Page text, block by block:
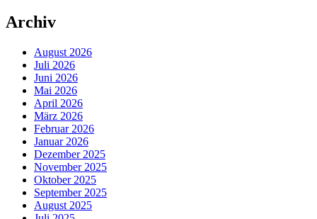
Archiv
August 2026
Juli 2026
Juni 2026
Mai 2026
April 2026
März 2026
Februar 2026
Januar 2026
Dezember 2025
November 2025
Oktober 2025
September 2025
August 2025